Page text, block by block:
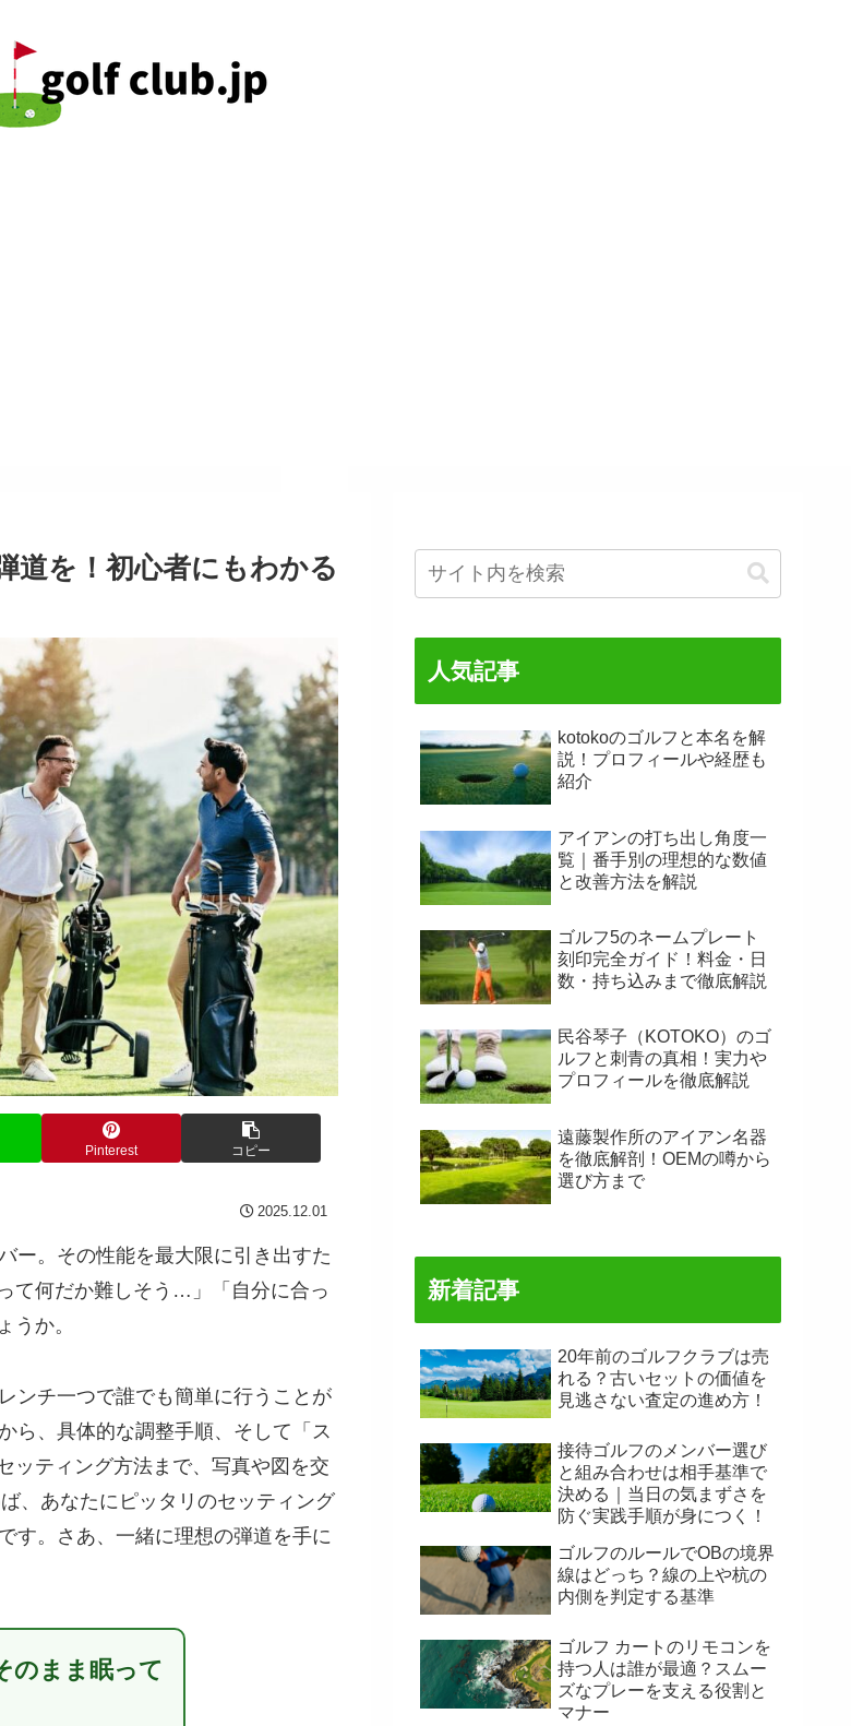
道を！初心者にもわかる
Pinterest コピー
2025.12.01
ー。その性能を最大限に引き出すた
て何だか難しそう…」「自分に合っ
うか。
ンチ一つで誰でも簡単に行うことが
ら、具体的な調整手順、そして「ス
ッティング方法まで、写真や図を交
、あなたにピッタリのセッティング
す。さあ、一緒に理想の弾道を手に
のまま眠って
人気記事
kotokoのゴルフと本名を解
説！プロフィールや経歴も
紹介
アイアンの打ち出し角度一
覧｜番手別の理想的な数値
と改善方法を解説
ゴルフ5のネームプレート
刻印完全ガイド！料金・日
数・持ち込みまで徹底解説
民谷琴子（KOTOKO）のゴ
ルフと刺青の真相！実力や
プロフィールを徹底解説
遠藤製作所のアイアン名器
を徹底解剖！OEMの噂から
選び方まで
新着記事
20年前のゴルフクラブは売
れる？古いセットの価値を
見逃さない査定の進め方！
接待ゴルフのメンバー選び
と組み合わせは相手基準で
決める｜当日の気まずさを
防ぐ実践手順が身につく！
ゴルフのルールでOBの境界
線はどっち？線の上や杭の
内側を判定する基準
ゴルフ カートのリモコンを
持つ人は誰が最適？スムー
ズなプレーを支える役割と
マナー